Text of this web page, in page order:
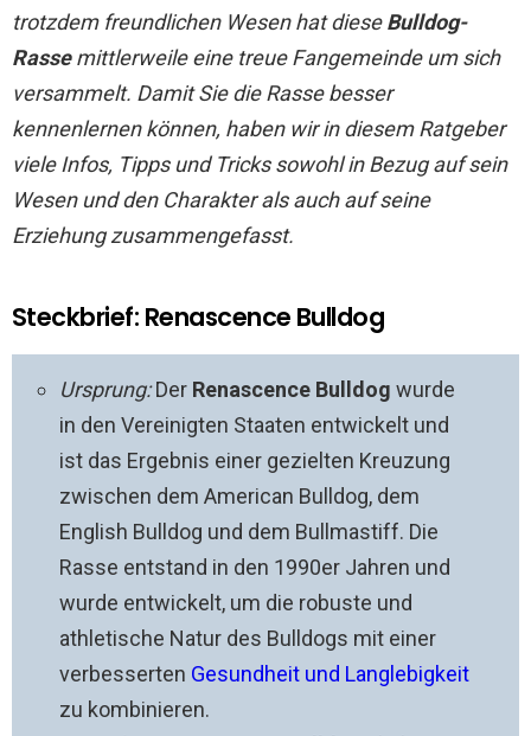
trotzdem freundlichen Wesen hat dieseBulldog-
Rassemittlerweile eine treue Fangemeinde um sich
versammelt. Damit Sie die Rasse besser
kennenlernen können, haben wir in diesem Ratgeber
viele Infos, Tipps und Tricks sowohl in Bezug auf sein
Wesen und den Charakter als auch auf seine
Erziehung zusammengefasst.
Steckbrief: Renascence Bulldog
Ursprung:Der Renascence Bulldog wurde
in den Vereinigten Staaten entwickelt und
ist das Ergebnis einer gezielten Kreuzung
zwischen dem American Bulldog, dem
English Bulldog und dem Bullmastiff. Die
Rasse entstand in den 1990er Jahren und
wurde entwickelt, um die robuste und
athletische Natur des Bulldogs mit einer
verbesserten Gesundheit und Langlebigkeit
zu kombinieren.